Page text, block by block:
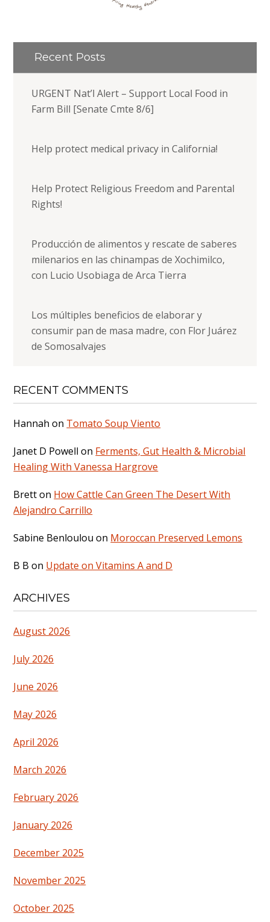
Recent Posts
URGENT Nat’l Alert – Support Local Food in
Farm Bill [Senate Cmte 8/6]
Help protect medical privacy in California!
Help Protect Religious Freedom and Parental
Rights!
Producción de alimentos y rescate de saberes
milenarios en las chinampas de Xochimilco,
con Lucio Usobiaga de Arca Tierra
Los múltiples beneficios de elaborar y
consumir pan de masa madre, con Flor Juárez
de Somosalvajes
RECENT COMMENTS
Hannah on Tomato Soup Viento
Janet D Powell on Ferments, Gut Health & Microbial
Healing With Vanessa Hargrove
Bretton How Cattle Can Green The Desert With
Alejandro Carrillo
Sabine Benloulou on Moroccan Preserved Lemons
B B on Update on Vitamins A and D
ARCHIVES
August 2026
July 2026
June 2026
May 2026
April 2026
March 2026
February 2026
January 2026
December 2025
November 2025
October 2025